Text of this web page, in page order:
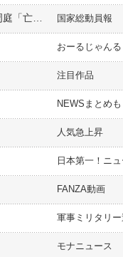
国家総動員報
おーるじゃんる
注目作品
NEWSまとめ
人気急上昇
日本第一！ニ
FANZA動画
軍事ミリタリー
モナニュース